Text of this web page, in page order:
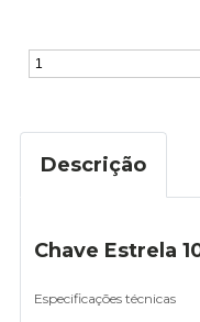
Descrição
Chave Estrela
Especificações técnicas